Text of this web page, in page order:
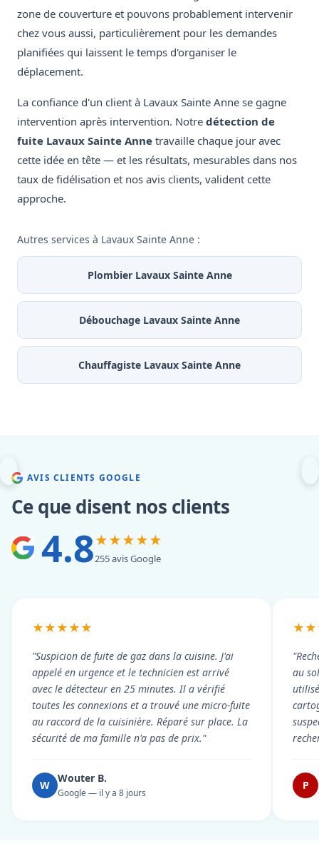
zone de couverture et pouvons probablement intervenir
chez vous aussi, particulièrement pour les demandes
planifiées qui laissent le temps d'organiser le
déplacement.
La confiance d'un client à Lavaux Sainte Anne se gagne
intervention après intervention. Notre détection de
fuite Lavaux Sainte Anne travaille chaque jour avec
cette idée en tête — et les résultats, mesurables dans nos
taux de fidélisation et nos avis clients, valident cette
approche.
Autres services à Lavaux Sainte Anne :
Plombier Lavaux Sainte Anne
Débouchage Lavaux Sainte Anne
Chauffagiste Lavaux Sainte Anne
AVIS CLIENTS GOOGLE
Ce que disent nos clients
4.8★★★★★
255 avis Google
★★★★★
"Suspicion de fuite de gaz dans la cuisine. J'ai
appelé en urgence et le technicien est arrivé
avec le détecteur en 25 minutes. Il a vérifié
toutes les connexions et a trouvé une micro-fuite
au raccord de la cuisinière. Réparé sur place. La
sécurité de ma famille n'a pas de prix."
W
Wouter B.
Google — il y a 8 jours
au
P